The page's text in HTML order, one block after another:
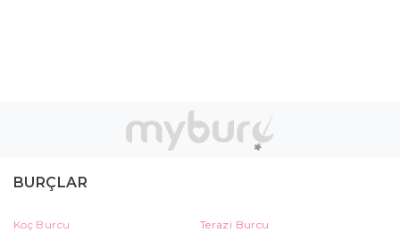
BURÇLAR
Koç Burcu Terazi Burcu